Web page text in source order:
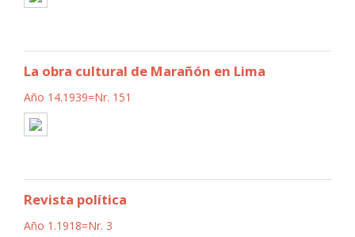
La obra cultural de Marañón en Lima
Año 14.1939=Nr. 151
Revista política
Año 1.1918=Nr. 3